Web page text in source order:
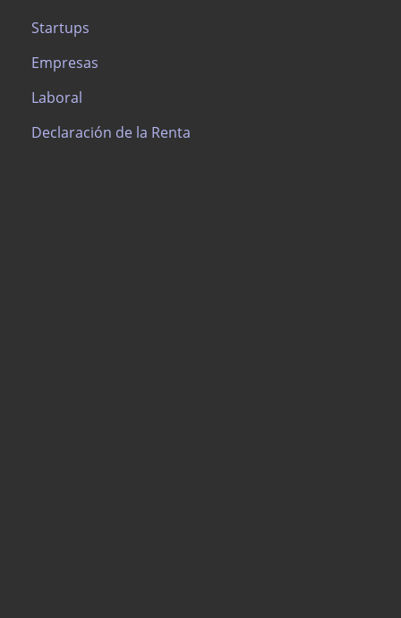
Startups
Empresas
Laboral
Declaración de la Renta